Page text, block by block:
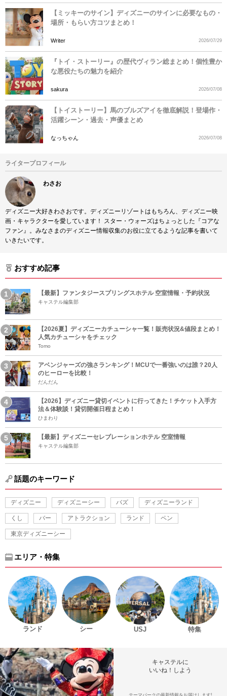
【ミッキーのサイン】ディズニーのサインに必要なもの・
場所・もらい方コツまとめ！
Writer 2026/07/29
『トイ・ストーリー』の歴代ヴィラン総まとめ！個性豊か
な悪役たちの魅力を紹介
sakura 2026/07/08
【トイストーリー】馬のブルズアイを徹底解説！登場作・
活躍シーン・過去・声優まとめ
なっちゃん 2026/07/08
ライタープロフィール
わさお
ディズニー大好きわさおです。ディズニーリゾートはもちろん、ディズニー映
画・キャラクターを愛しています！ スター・ウォーズはちょっとした『コアな
ファン』。みなさまのディズニー情報収集のお役に立てるような記事を書いて
いきたいです。
おすすめ記事
【最新】ファンタジースプリングスホテル 空室情報・予約状況
キャステル編集部
【2026夏】ディズニーカチューシャ一覧！販売状況&値段まとめ！
人気カチューシャをチェック
Tomo
アベンジャーズの強さランキング！MCUで一番強いのは誰？20人
のヒーローを比較！
だんだん
【2026】ディズニー貸切イベントに行ってきた！チケット入手方
法＆体験談！貸切開催日程まとめ！
ひまわり
【最新】ディズニーセレブレーションホテル 空室情報
キャステル編集部
話題のキーワード
ディズニー ディズニーシー バズ ディズニーランド
くし バー アトラクション ランド ペン
東京ディズニーシー
エリア・特集
ランド シー USJ 特集
キャステルに
いいね！しよう
テーマパークの最新情報をお届けします!